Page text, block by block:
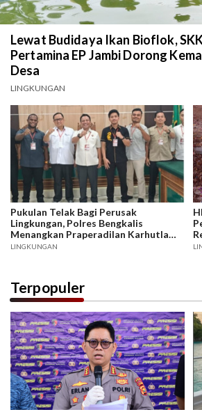
Lewat Budidaya Ikan Bioflok,
Pertamina EP Jambi Dorong
Desa
LINGKUNGAN
Pukulan Telak Bagi Perusak
Lingkungan, Polres Bengkalis
Menangkan Praperadilan Karhutla
Rupat Utara
LINGKUNGAN
Terpopuler